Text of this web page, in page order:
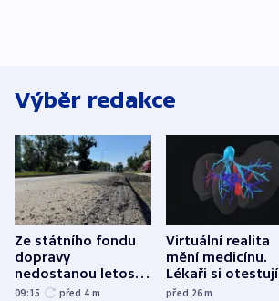
Výběr redakce
Ze státního fondu
dopravy
nedostanou letos
kraje na silnice ani
09:15 před 4 m
Virtuální realita
mění medicínu.
Lékaři si otestují
každý řez, říká
před 26m